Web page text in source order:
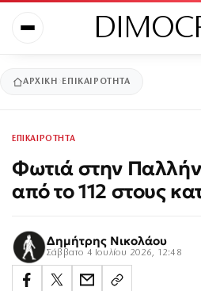
ΑΡΧΙΚΉ ΕΠΙΚΑΙΡΟΤΗΤΑ
ΕΠΙΚΑΙΡΟΤΗΤΑ
Φωτιά στην
από το 112 στους
Δημήτρης Νικολάου
Σάββατο 4 Ιουλίου 2026, 12:48